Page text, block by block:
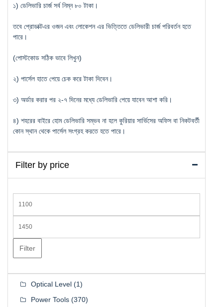
১) ডেলিভারি চার্জ সর্ব নিম্ন ৮০ টাকা।
তবে প্রোডাক্টএর ওজন এবং লোকেশন এর ভিত্তিতে ডেলিভারী চার্জ পরিবর্তন হতে
পারে।
(পোস্টকোড সঠিক ভাবে লিখুন)
২) পার্সেল হাতে পেয়ে চেক করে টাকা দিবেন।
৩) অর্ডার করার পর ২-৭ দিনের মধ্যে ডেলিভারি পেয়ে যাবেন আশা করি।
৪) শহরের বাইরে হোম ডেলিভারি সম্ভব না হলে কুরিয়ার সার্ভিসের অফিস বা নিকটবর্তী
কোন স্থান থেকে পার্সেল সংগ্রহ করতে হতে পারে।
Filter by price
price
price
Filter
Optical Level (1)
Power Tools (370)